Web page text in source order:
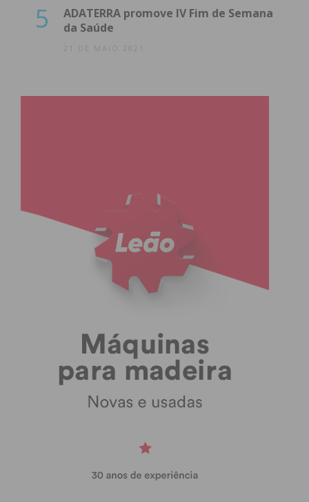
5
ADATERRA promove IV Fim de Semana
da Saúde
21 DE MAIO 2021